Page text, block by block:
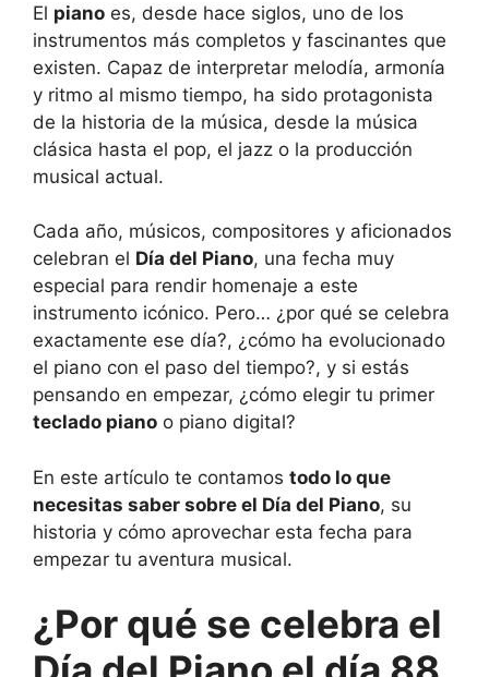
El piano es, desde hace siglos, uno de los
instrumentos más completos y fascinantes que
existen. Capaz de interpretar melodía, armonía
y ritmo al mismo tiempo, ha sido protagonista
de la historia de la música, desde la música
clásica hasta el pop, el jazz o la producción
musical actual.
Cada año, músicos, compositores y aficionados
celebran el Día del Piano, una fecha muy
especial para rendir homenaje a este
instrumento icónico. Pero… ¿por qué se celebra
exactamente ese día?, ¿cómo ha evolucionado
el piano con el paso del tiempo?, y si estás
pensando en empezar, ¿cómo elegir tu primer
teclado piano o piano digital?
En este artículo te contamos todo lo que
necesitas saber sobre el Día del Piano, su
historia y cómo aprovechar esta fecha para
empezar tu aventura musical.
¿Por qué se celebra el